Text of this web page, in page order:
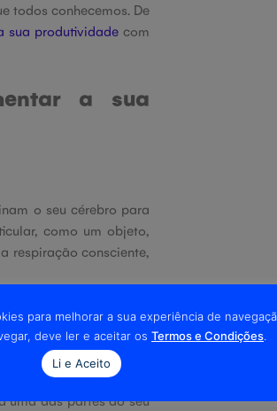
todos conhecemos. De
sua produtividade com
a sua
o seu cérebro para
como um objeto,
respiração consciente,
confortável e foque-se
e saída de ar dos
à caminhada, seja
no chão, no ar fresco
uma das partes do seu
para melhorar a sua experiência de
deve ler e aceitar os Termos e Condições.
Li e Aceito